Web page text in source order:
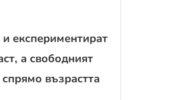
експериментират
а свободният
възрастта